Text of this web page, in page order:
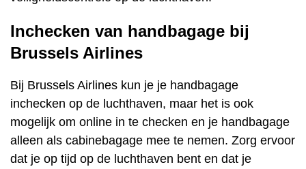
Inchecken van handbagage bij
Brussels Airlines
Bij Brussels Airlines kun je je handbagage
inchecken op de luchthaven, maar het is ook
mogelijk om online in te checken en je handbagage
alleen als cabinebagage mee te nemen. Zorg ervoor
dat je op tijd op de luchthaven bent en dat je